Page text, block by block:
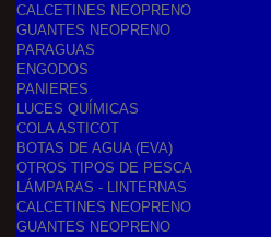
CALCETINES NEOPRENO
GUANTES NEOPRENO
PARAGUAS
ENGODOS
PANIERES
LUCES QUÍMICAS
COLA ASTICOT
BOTAS DE AGUA (EVA)
OTROS TIPOS DE PESCA
LÁMPARAS - LINTERNAS
CALCETINES NEOPRENO
GUANTES NEOPRENO